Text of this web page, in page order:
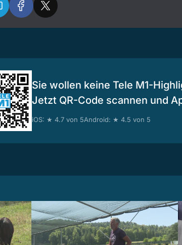
Sie wollen keine Tele M1-
Jetzt QR-Code scannen und
iOS: ★ 4.7 von 5Android: ★ 4.5 von 5